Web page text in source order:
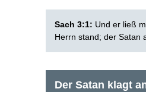
Sach 3:1: ‭Und er ließ
Herrn stand; der Satan
Der Satan klagt